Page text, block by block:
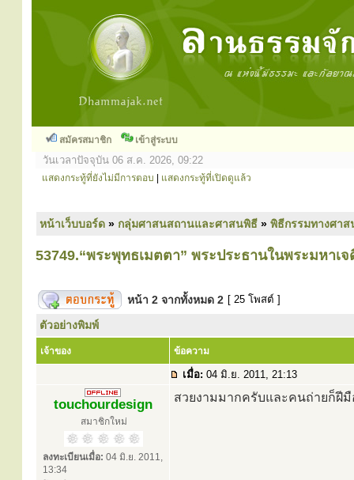
สมัครสมาชิก เข้าสู่ระบบ
วันเวลาปัจจุบัน 06 ส.ค. 2026, 09:22
แสดงกระทู้ที่ยังไม่มีการตอบ แสดงกระทู้ที่เปิดดูแล้ว
หน้าเว็บบอร์ด » กลุ่มศาสนสถานและศาสนพิธี » พิธีกรรมทางศา
53749.“พระพุทธเมตตา” พระประธานในพระมหาเ
หน้า 2 จากทั้งหมด 2 [ 25 โพสต์ ]
ตัวอย่างพิมพ์
เจ้าของ ข้อความ
เมื่อ: 04 มิ.ย. 2011, 21:13
touchourdesign
สมาชิกใหม่
ลงทะเบียนเมื่อ: 04 มิ.ย. 2011,
13:34
สวยงามมากครับและคนถ่ายก็ฝี